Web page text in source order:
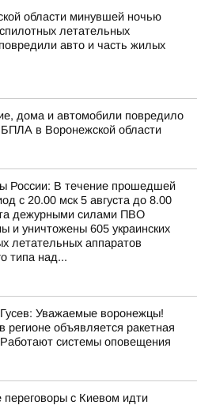
области минувшей ночью
летательных
авто и часть жилых
дома и автомобили повредило
в Воронежской области
России: В течение прошедшей
с 20.00 мск 5 августа до 8.00
дежурными силами ПВО
и уничтожены 605 украинских
летательных аппаратов
типа над...
Уважаемые воронежцы!
регионе объявляется ракетная
системы оповещения
переговоры с Киевом идти